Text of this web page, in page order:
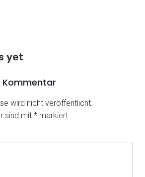
yet
Kommentar
wird nicht veröffentlicht.
sind mit * markiert